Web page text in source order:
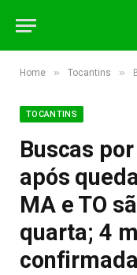
Home » Tocantins »
TOCANTINS
Buscas
após
MA e TO
quarta; 4